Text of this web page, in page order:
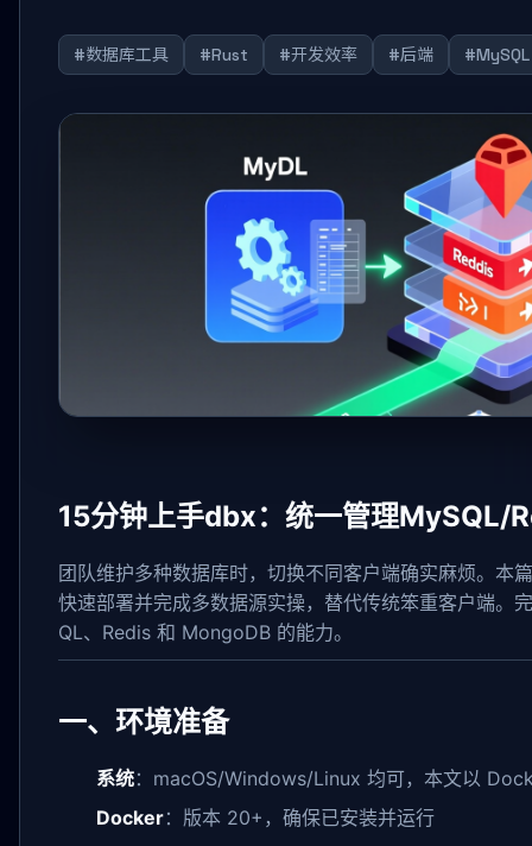
#数据库工具 #Rust #开发效率 #后端 #MySQL
15分钟上手dbx：统一管理MySQL/
团队维护多种数据库时，切换不同客户端确实麻烦。本
快速部署并完成多数据源实操，替代传统笨重客户端。
QL、Redis 和 MongoDB 的能力。
一、环境准备
系统：macOS/Windows/Linux 均可，本文以
Docker：版本 20+，确保已安装并运行